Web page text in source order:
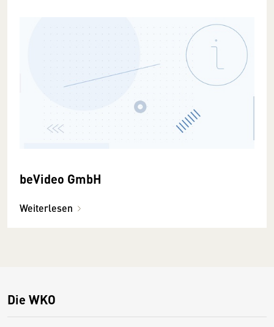
beVideo GmbH
Weiterlesen
Die WKO